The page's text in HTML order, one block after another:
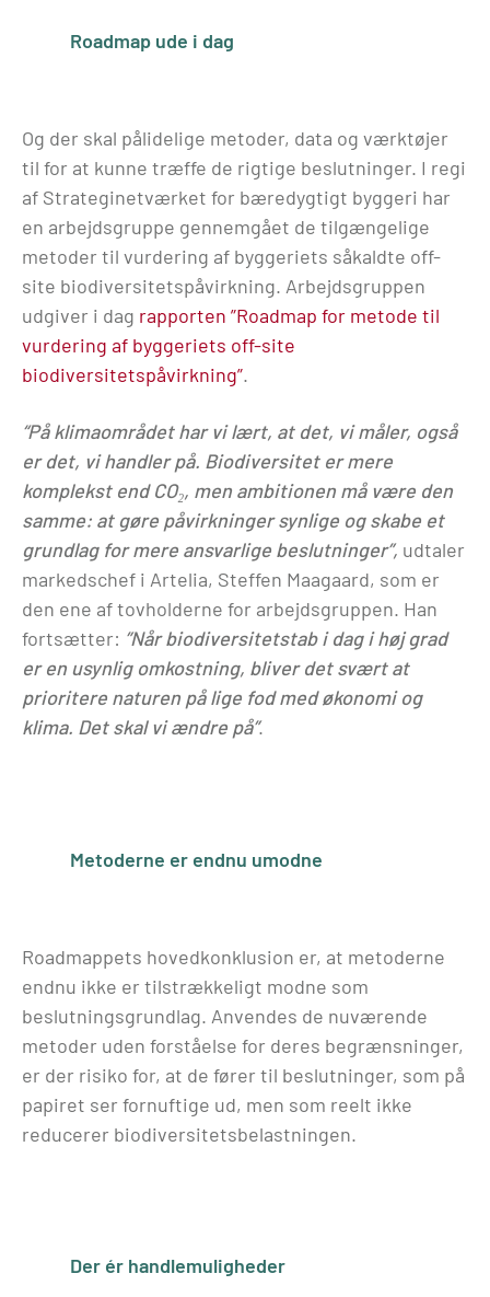
Roadmap ude i dag
Og der skal pålidelige metoder, data og værktøjer
til for at kunne træffe de rigtige beslutninger. I regi
af Strateginetværket for bæredygtigt byggeri har
en arbejdsgruppe gennemgået de tilgængelige
metoder til vurdering af byggeriets såkaldte off-
site biodiversitetspåvirkning. Arbejdsgruppen
udgiver i dag rapporten ”Roadmap for metode til
vurdering af byggeriets off-site
biodiversitetspåvirkning”.
“På klimaområdet har vi lært, at det, vi måler, også
er det, vi handler på. Biodiversitet er mere
komplekst end CO₂, men ambitionen må være den
samme: at gøre påvirkninger synlige og skabe et
grundlag for mere ansvarlige beslutninger”, udtaler
markedschef i Artelia, Steffen Maagaard, som er
den ene af tovholderne for arbejdsgruppen. Han
fortsætter: ”Når biodiversitetstab i dag i høj grad
er en usynlig omkostning, bliver det svært at
prioritere naturen på lige fod med økonomi og
klima. Det skal vi ændre på”.
Metoderne er endnu umodne
Roadmappets hovedkonklusion er, at metoderne
endnu ikke er tilstrækkeligt modne som
beslutningsgrundlag. Anvendes de nuværende
metoder uden forståelse for deres begrænsninger,
er der risiko for, at de fører til beslutninger, som på
papiret ser fornuftige ud, men som reelt ikke
reducerer biodiversitetsbelastningen.
Der ér handlemuligheder